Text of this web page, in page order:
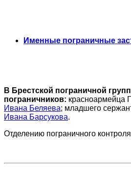
Именные пограничные
В Брестской пограничной
пограничников: красноармейца
Ивана Беляева; младшего
Ивана Барсукова.
Отделению пограничного